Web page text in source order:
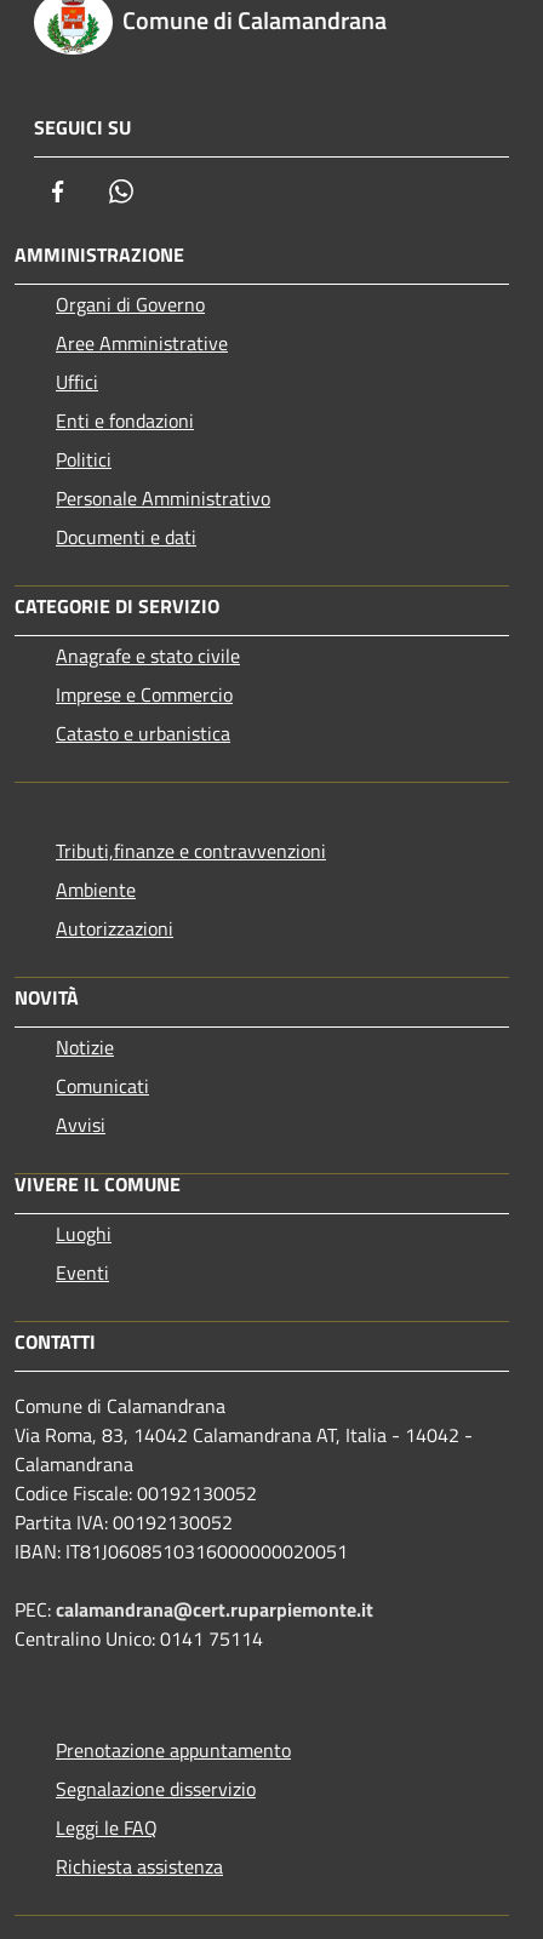
Comune di Calamandrana
SEGUICI SU
Facebook
AMMINISTRAZIONE
Organi di Governo
Aree Amministrative
Uffici
Enti e fondazioni
Politici
Personale Amministrativo
Documenti e dati
CATEGORIE DI SERVIZIO
Anagrafe e stato civile
Imprese e Commercio
Catasto e urbanistica
Tributi,finanze e contravvenzioni
Ambiente
Autorizzazioni
NOVITÀ
Notizie
Comunicati
Avvisi
VIVERE IL COMUNE
Luoghi
Eventi
CONTATTI
Comune di Calamandrana
Via Roma, 83, 14042 Calamandrana AT, Italia - 14042 -
Calamandrana
Codice Fiscale: 00192130052
Partita IVA: 00192130052
IBAN: IT81J0608510316000000020051
PEC:calamandrana@cert.ruparpiemonte.it
Centralino Unico: 0141 75114
Prenotazione appuntamento
Segnalazione disservizio
Leggi le FAQ
Richiesta assistenza